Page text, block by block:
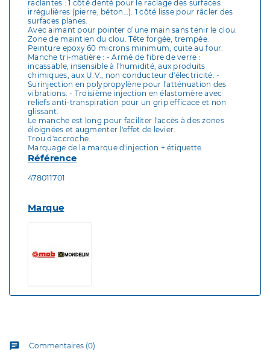
raclantes : 1 côté denté pour le raclage des surfaces
irrégulières (pierre, béton…). 1 côté lisse pour râcler des
surfaces planes.
Avec aimant pour pointer d’une main sans tenir le clou.
Zone de maintien du clou. Tête forgée, trempée.
Peinture epoxy 60 microns minimum, cuite au four.
Manche tri-matière : - Armé de fibre de verre :
incassable, insensible à l'humidité, aux produits
chimiques, aux U.V., non conducteur d'électricité. -
Surinjection en polypropylène pour l'atténuation des
vibrations. - Troisième injection en élastomère avec
reliefs anti-transpiration pour un grip efficace et non
glissant.
Le manche est long pour faciliter l'accès à des zones
éloignées et augmenter l'effet de levier.
Trou d'accroche.
Marquage de la marque d'injection + étiquette.
Référence
478011701
Marque
chat Commentaires (0)